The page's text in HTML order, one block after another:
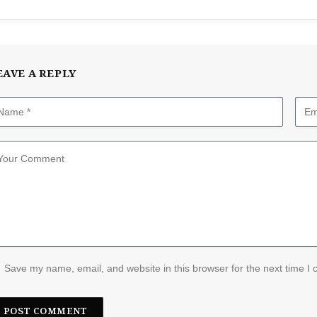
A REPLY
Save my name, email, and website in this browser for the next time I